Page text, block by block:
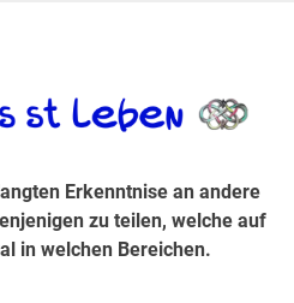
in welchen Bereichen.
Erkenntnise an andere
zu teilen, welche auf
in welchen Bereichen.